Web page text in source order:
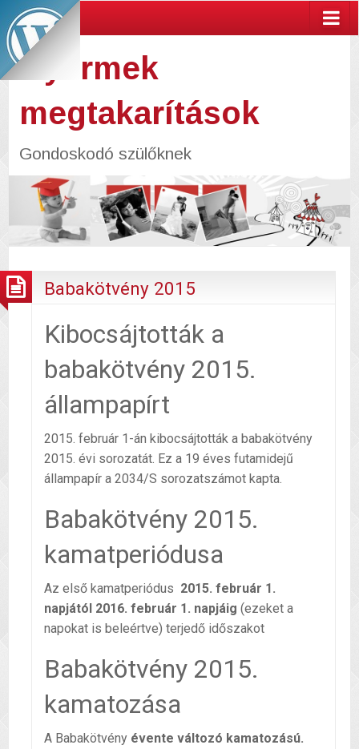
Gyermek
megtakarítások
Gondoskodó szülőknek
Babakötvény 2015
Kibocsájtották a
babakötvény 2015.
állampapírt
2015. február 1-án kibocsájtották a babakötvény
2015. évi sorozatát. Ez a 19 éves futamidejű
állampapír a 2034/S sorozatszámot kapta.
Babakötvény 2015.
kamatperiódusa
Az első kamatperiódus 2015. február 1.
napjától 2016. február 1. napjáig (ezeket a
napokat is beleértve) terjedő időszakot
Babakötvény 2015.
kamatozása
A Babakötvény évente változó kamatozású.